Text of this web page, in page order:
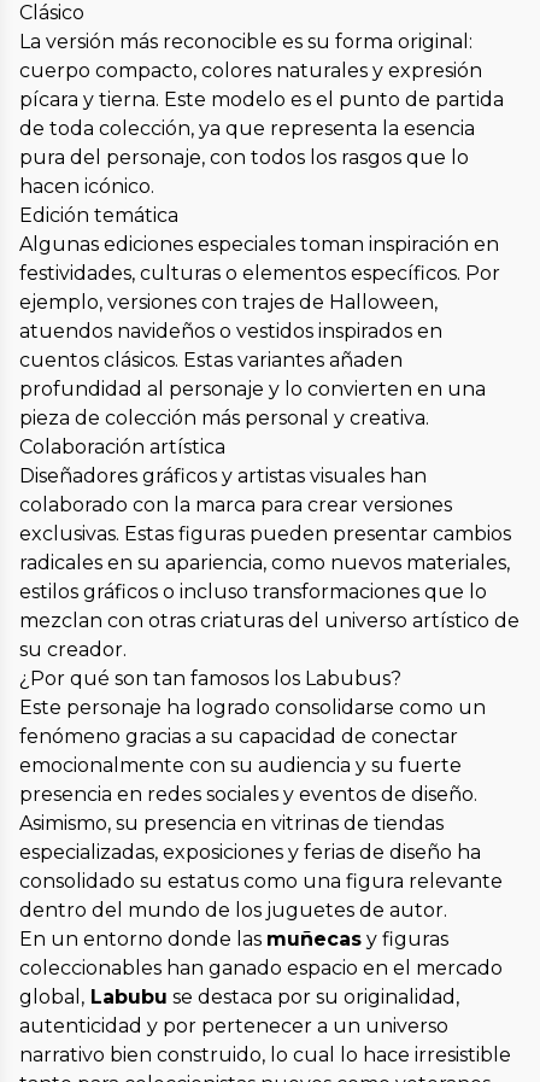
Clásico
La versión más reconocible es su forma original:
cuerpo compacto, colores naturales y expresión
pícara y tierna. Este modelo es el punto de partida
de toda colección, ya que representa la esencia
pura del personaje, con todos los rasgos que lo
hacen icónico.
Edición temática
Algunas ediciones especiales toman inspiración en
festividades, culturas o elementos específicos. Por
ejemplo, versiones con trajes de Halloween,
atuendos navideños o vestidos inspirados en
cuentos clásicos. Estas variantes añaden
profundidad al personaje y lo convierten en una
pieza de colección más personal y creativa.
Colaboración artística
Diseñadores gráficos y artistas visuales han
colaborado con la marca para crear versiones
exclusivas. Estas figuras pueden presentar cambios
radicales en su apariencia, como nuevos materiales,
estilos gráficos o incluso transformaciones que lo
mezclan con otras criaturas del universo artístico de
su creador.
¿Por qué son tan famosos los Labubus?
Este personaje ha logrado consolidarse como un
fenómeno gracias a su capacidad de conectar
emocionalmente con su audiencia y su fuerte
presencia en redes sociales y eventos de diseño.
Asimismo, su presencia en vitrinas de tiendas
especializadas, exposiciones y ferias de diseño ha
consolidado su estatus como una figura relevante
dentro del mundo de los juguetes de autor.
En un entorno donde las muñecas y figuras
coleccionables han ganado espacio en el mercado
global, Labubu se destaca por su originalidad,
autenticidad y por pertenecer a un universo
narrativo bien construido, lo cual lo hace irresistible